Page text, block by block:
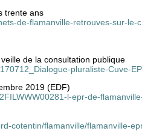
trente ans
de-flamanville-retrouves-sur-le-
de la consultation publique
pluraliste-Cuve-
2019 (EDF)
l-epr-de-
cotentin/flamanville/flamanville-